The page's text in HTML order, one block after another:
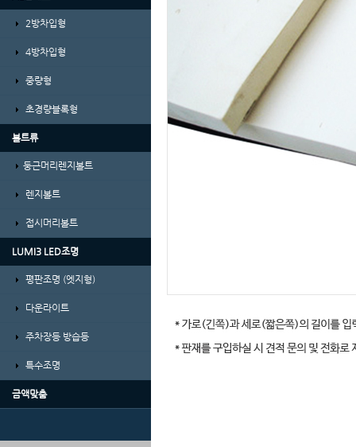
2방차입형
4방차입형
중량형
초경량블록형
볼트류
둥근머리렌지볼트
렌지볼트
접시머리볼트
LUMI3 LED조명
평판조명 (엣지형)
다운라이트
주차장등 방습등
특수조명
금액맞춤